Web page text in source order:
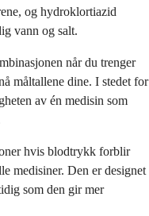
og hydroklortiazid
vann og salt.
når du trenger
måltallene dine. I stedet for
av én medisin som
hvis blodtrykk forblir
medisiner. Den er designet
som den gir mer